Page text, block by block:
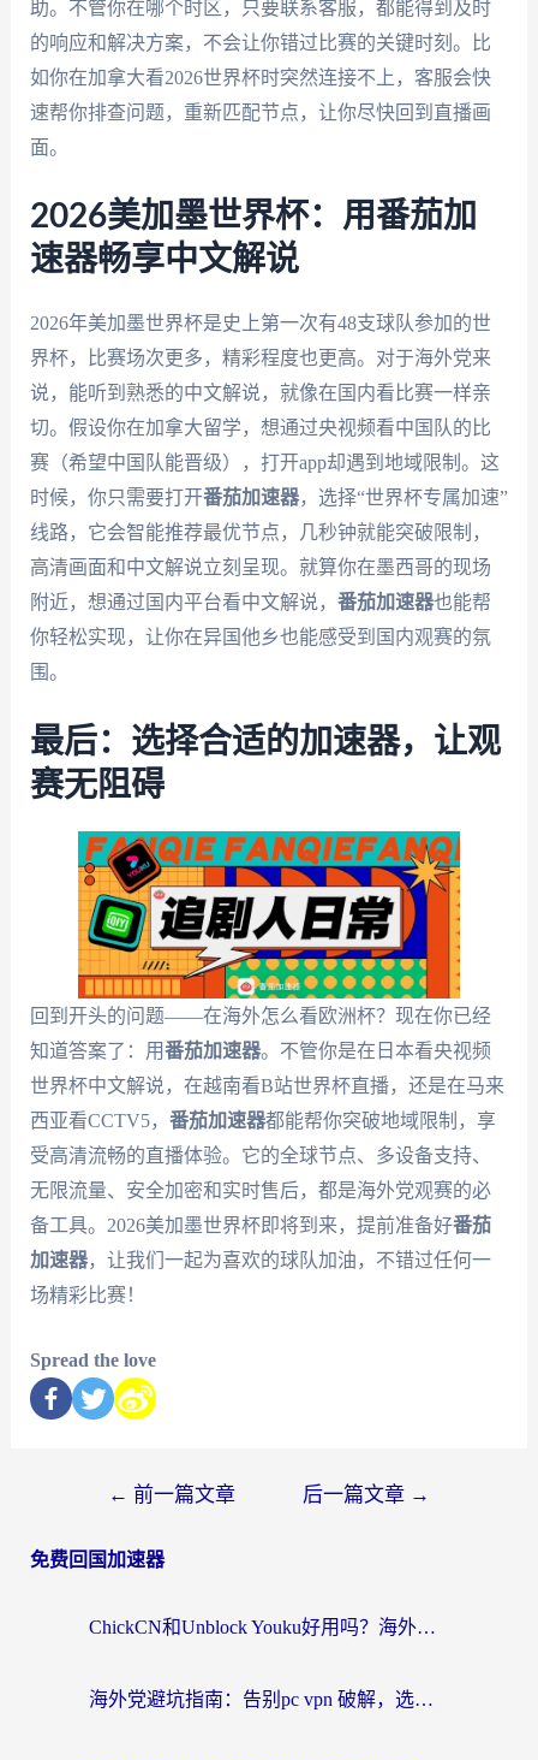
助。不管你在哪个时区，只要联系客服，都能得到及时
的响应和解决方案，不会让你错过比赛的关键时刻。比
如你在加拿大看2026世界杯时突然连接不上，客服会快
速帮你排查问题，重新匹配节点，让你尽快回到直播画
面。
2026美加墨世界杯：用番茄加
速器畅享中文解说
2026年美加墨世界杯是史上第一次有48支球队参加的世
界杯，比赛场次更多，精彩程度也更高。对于海外党来
说，能听到熟悉的中文解说，就像在国内看比赛一样亲
切。假设你在加拿大留学，想通过央视频看中国队的比
赛（希望中国队能晋级），打开app却遇到地域限制。这
时候，你只需要打开番茄加速器，选择“世界杯专属加速”
线路，它会智能推荐最优节点，几秒钟就能突破限制，
高清画面和中文解说立刻呈现。就算你在墨西哥的现场
附近，想通过国内平台看中文解说， 番茄加速器也能帮
你轻松实现，让你在异国他乡也能感受到国内观赛的氛
围。
最后：选择合适的加速器，让观
赛无阻碍
回到开头的问题——在海外怎么看欧洲杯？现在你已经
知道答案了：用番茄加速器。不管你是在日本看央视频
世界杯中文解说，在越南看B站世界杯直播，还是在马来
西亚看CCTV5， 番茄加速器都能帮你突破地域限制，享
受高清流畅的直播体验。它的全球节点、多设备支持、
无限流量、安全加密和实时售后，都是海外党观赛的必
备工具。2026美加墨世界杯即将到来，提前准备好番茄
加速器，让我们一起为喜欢的球队加油，不错过任何一
场精彩比赛！
Spread the love
← 前一篇文章 后一篇文章 →
免费回国加速器
ChickCN和Unblock Youku好用吗？海外党亲测3款回国加速器，附iOS免费选择指南
海外党避坑指南：告别pc vpn 破解，选对回国加速器轻松访问国内资源